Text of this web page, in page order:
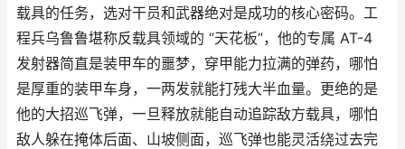
载具的任务，选对干员和武器绝对是成功的核心密码。工
程兵乌鲁鲁堪称反载具领域的 “天花板”，他的专属 AT-4
发射器简直是装甲车的噩梦，穿甲能力拉满的弹药，哪怕
是厚重的装甲车身，一两发就能打残大半血量。更绝的是
他的大招巡飞弹，一旦释放就能自动追踪敌方载具，哪怕
敌人躲在掩体后面、山坡侧面，巡飞弹也能灵活绕过去完